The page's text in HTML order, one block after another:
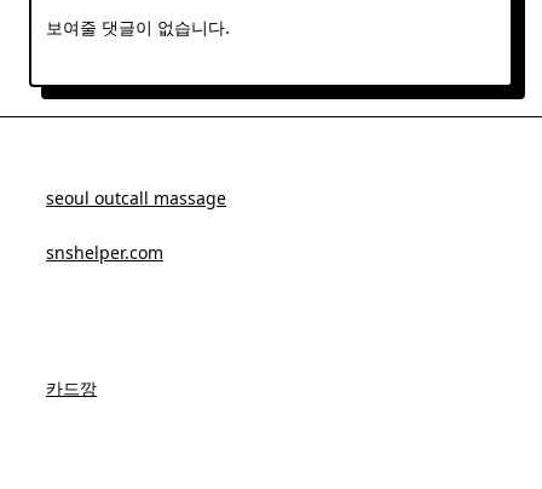
보여줄 댓글이 없습니다.
seoul outcall massage
snshelper.com
카드깡